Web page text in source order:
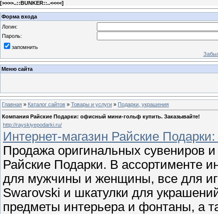
[>>>>..::BUNKER::..<<<<]
Форма входа
Логин:
Пароль:
запомнить
Меню сайта
Главная » Каталог сайтов » Товары и услуги » Подарки, украшения
Компания Райские Подарки: офисный мини-гольф купить. Заказывайте!
http://rayskiyepodarki.ru/
Интернет-магазин Райские
Продажа оригинальных сувениров
Райские Подарки. В ассортименте
для мужчины и женщины, все для
Swarovski и шкатулки для
предметы интерьера и фонтаны, а